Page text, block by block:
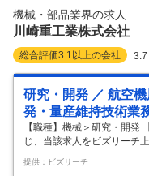
導体製造装置の組立・配線
後はまず社内での試験業務
…
機械・部品業界の求人
川崎重工業株式会社
総合評価3.1 以上の会社 3.7
研究・開発 ／ 航空
発・量産維持技術業
【職種】機械＞研究・開
じ、当該求人をビズリーチ
ます 航空機用ギアボック
維持技術業務として以下の
提供：ビズリーチ